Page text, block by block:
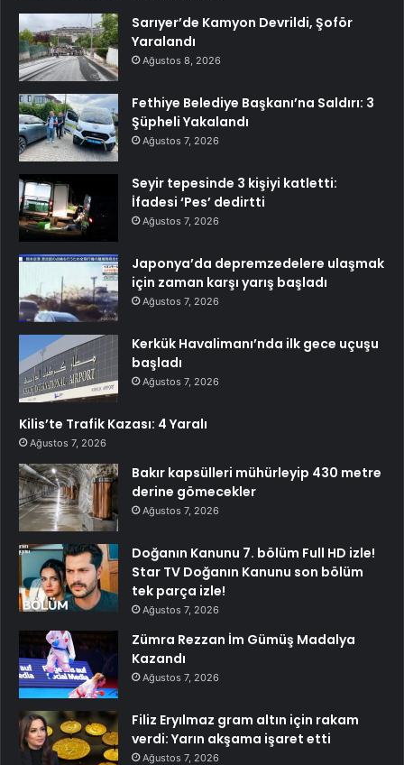
Sarıyer’de Kamyon Devrildi, Şoför
Yaralandı
Ağustos 8, 2026
Fethiye Belediye Başkanı’na Saldırı: 3
Şüpheli Yakalandı
Ağustos 7, 2026
Seyir tepesinde 3 kişiyi katletti:
İfadesi ‘Pes’ dedirtti
Ağustos 7, 2026
Japonya’da depremzedelere ulaşmak
için zaman karşı yarış başladı
Ağustos 7, 2026
Kerkük Havalimanı’nda ilk gece uçuşu
başladı
Ağustos 7, 2026
Kilis’te Trafik Kazası: 4 Yaralı
Ağustos 7, 2026
Bakır kapsülleri mühürleyip 430 metre
derine gömecekler
Ağustos 7, 2026
Doğanın Kanunu 7. bölüm Full HD izle!
Star TV Doğanın Kanunu son bölüm
tek parça izle!
Ağustos 7, 2026
Zümra Rezzan İm Gümüş Madalya
Kazandı
Ağustos 7, 2026
Filiz Eryılmaz gram altın için rakam
verdi: Yarın akşama işaret etti
Ağustos 7, 2026